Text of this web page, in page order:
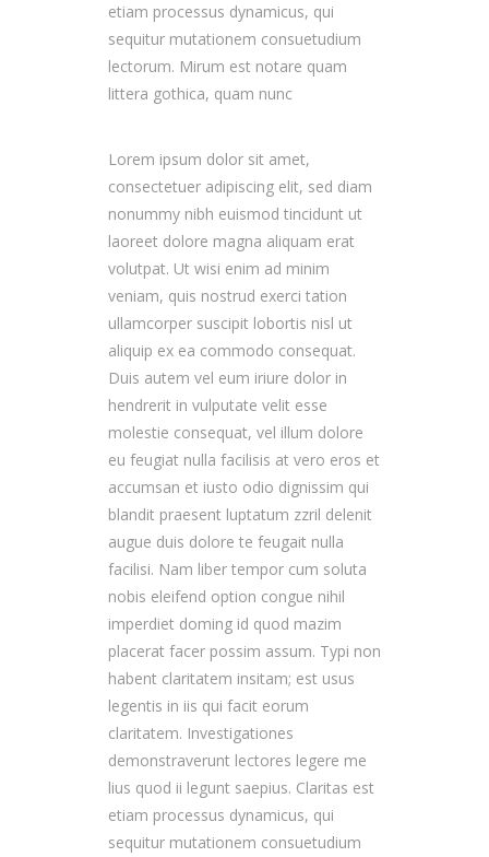
etiam processus dynamicus, qui
sequitur mutationem consuetudium
lectorum. Mirum est notare quam
littera gothica, quam nunc
Lorem ipsum dolor sit amet,
consectetuer adipiscing elit, sed diam
nonummy nibh euismod tincidunt ut
laoreet dolore magna aliquam erat
volutpat. Ut wisi enim ad minim
veniam, quis nostrud exerci tation
ullamcorper suscipit lobortis nisl ut
aliquip ex ea commodo consequat.
Duis autem vel eum iriure dolor in
hendrerit in vulputate velit esse
molestie consequat, vel illum dolore
eu feugiat nulla facilisis at vero eros et
accumsan et iusto odio dignissim qui
blandit praesent luptatum zzril delenit
augue duis dolore te feugait nulla
facilisi. Nam liber tempor cum soluta
nobis eleifend option congue nihil
imperdiet doming id quod mazim
placerat facer possim assum. Typi non
habent claritatem insitam; est usus
legentis in iis qui facit eorum
claritatem. Investigationes
demonstraverunt lectores legere me
lius quod ii legunt saepius. Claritas est
etiam processus dynamicus, qui
sequitur mutationem consuetudium